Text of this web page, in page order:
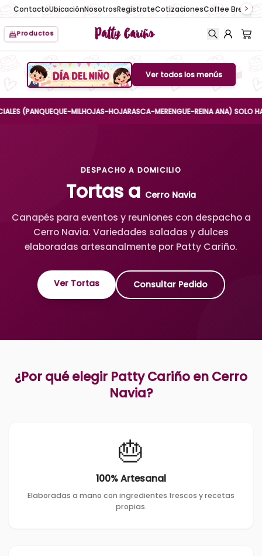
ContactoUbicaciónNosotrosRegistrateCotizacionesCoffee Break
Productos Patty Cariño
Boton de menu
Ver todos los menús
(PANQUEQUE-MILHOJAS-HOJARASCA-MERENGUE-REINA ANA) SOLO HASTA
DESPACHO A DOMICILIO
Tortas a Cerro Navia
Canapés para eventos y reuniones con despacho a
Cerro Navia. Variedades saladas y dulces
elaboradas artesanalmente por Patty Cariño.
Ver Tortas Consultar Pedido
¿Por qué elegir Patty Cariño en Cerro
Navia?
🎂
100% Artesanal
Elaboradas a mano con ingredientes frescos y recetas
propias.